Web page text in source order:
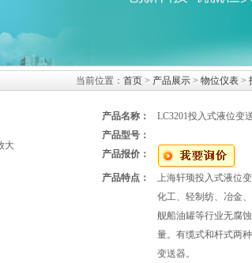
当前位置： 首页 > 产品展示 > 物位仪表 >
大
产品名称：
LC3201投入式液位变
产品型号：
产品报价：
产品特点：
上海轩顼投入式液位
化工、轻制纺、冶金
舰船油罐等行业无腐
量。有缆式和杆式两
变送器。